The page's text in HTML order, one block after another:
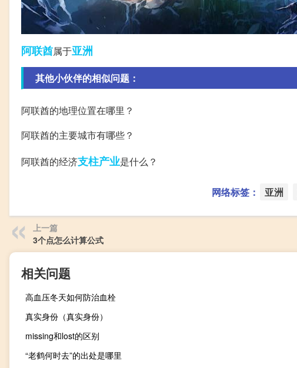
阿联酋属于亚洲
其他小伙伴的相似问题：
阿联酋的地理位置在哪里？
阿联酋的主要城市有哪些？
阿联酋的经济支柱产业是什么？
网络标签： 亚洲
上一篇
3个点怎么计算公式
相关问题
高血压冬天如何防治血栓
真实身份（真实身份）
missing和lost的区别
“老鹤何时去”的出处是哪里